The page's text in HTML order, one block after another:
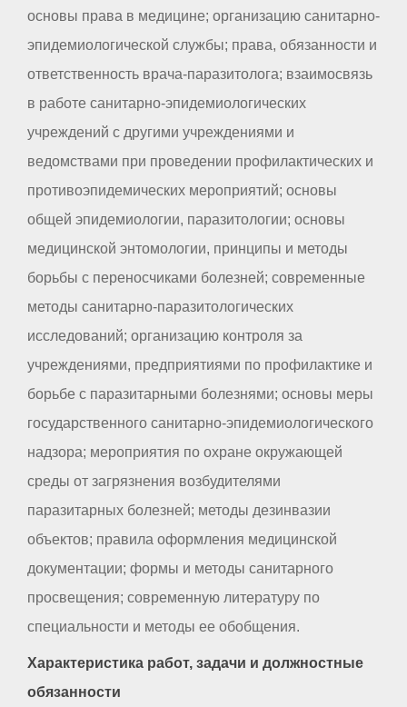
основы права в медицине; организацию санитарно-
эпидемиологической службы; права, обязанности и
ответственность врача-паразитолога; взаимосвязь
в работе санитарно-эпидемиологических
учреждений с другими учреждениями и
ведомствами при проведении профилактических и
противоэпидемических мероприятий; основы
общей эпидемиологии, паразитологии; основы
медицинской энтомологии, принципы и методы
борьбы с переносчиками болезней; современные
методы санитарно-паразитологических
исследований; организацию контроля за
учреждениями, предприятиями по профилактике и
борьбе с паразитарными болезнями; основы меры
государственного санитарно-эпидемиологического
надзора; мероприятия по охране окружающей
среды от загрязнения возбудителями
паразитарных болезней; методы дезинвазии
объектов; правила оформления медицинской
документации; формы и методы санитарного
просвещения; современную литературу по
специальности и методы ее обобщения.
Характеристика работ, задачи и должностные
обязанности